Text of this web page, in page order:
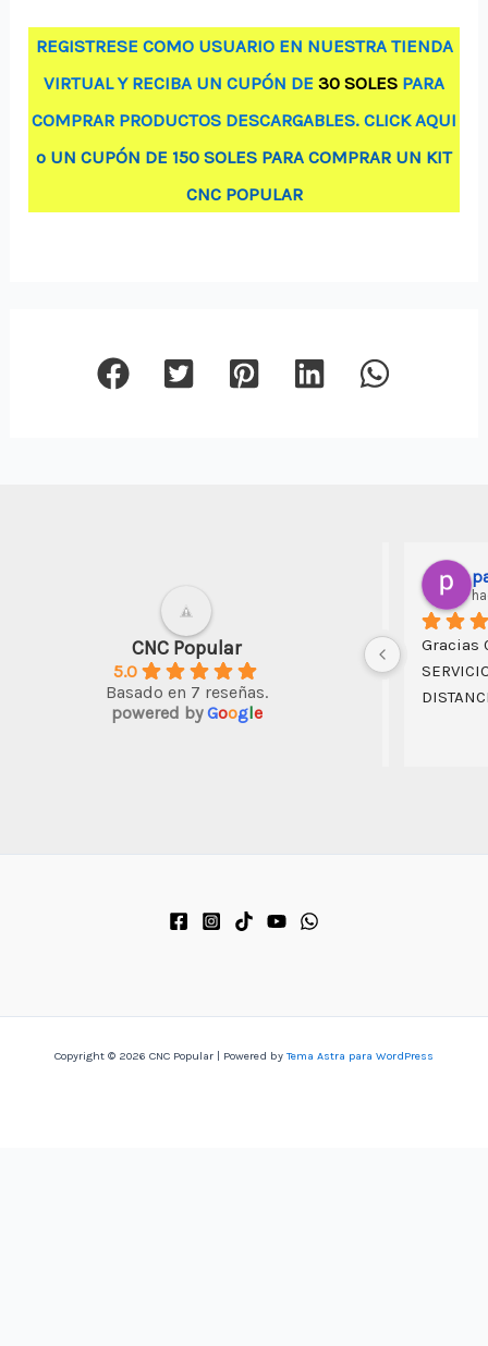
REGISTRESE COMO USUARIO EN NUESTRA TIENDA
VIRTUAL Y RECIBA UN CUPÓN DE 30 SOLES PARA
COMPRAR PRODUCTOS DESCARGABLES. CLICK AQUI
o UN CUPÓN DE 150 SOLES PARA COMPRAR UN KIT
CNC POPULAR
CNC Popular
5.0
Basado en 7 reseñas.
powered byGoogle
Muy
atendió,
trabajos
Copyright © 2026 CNC Popular | Powered by Tema Astra para WordPress